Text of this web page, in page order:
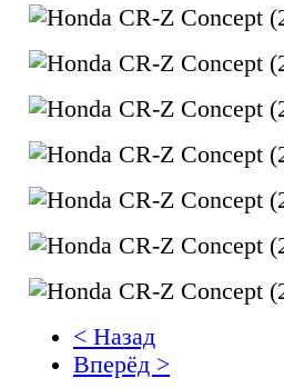
< Назад
Вперёд >